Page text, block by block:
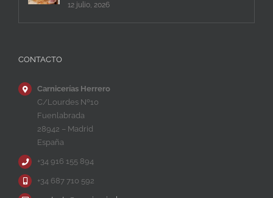
12 julio, 2026
CONTACTO
Carnicerías Herrero
C/Lourdes Nº10
Fuenlabrada
28942 – Madrid
España
+34 916 155 894
+34 687 710 592